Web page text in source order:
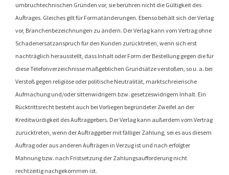
umbruchtechnischen Gründen vor, sie berühren nicht die Gültigkeit des
Auftrages. Gleiches gilt für Formatänderungen. Ebenso behält sich der Verlag
vor, Branchenbezeichnungen zu ändern. Der Verlag kann vom Vertrag ohne
Schadenersatzanspruch für den Kunden zurücktreten, wenn sich erst
nachträglich herausstellt, dass Inhalt oder Form der Bestellung gegen die für
diese Telefonverzeichnisse maßgeblichen Grundsätze verstoßen, so u. a. bei
Verstoß gegen religiöse oder politische Neutralität, marktschreierische
Aufmachung und/oder sittenwidrigem bzw. gesetzeswidrigem Inhalt. Ein
Rücktrittsrecht besteht auch bei Vorliegen begründeter Zweifel an der
Kreditwürdigkeit des Auftraggebers. Der Verlag kann außerdem vom Vertrag
zurücktreten, wenn der Auftraggeber mit fälliger Zahlung, sei es aus diesem
Auftrag oder aus anderen Aufträgen in Verzug ist und nach erfolgter
Mahnung bzw. nach Fristsetzung der Zahlungsaufforderung nicht
rechtzeitig nachgekommen ist.